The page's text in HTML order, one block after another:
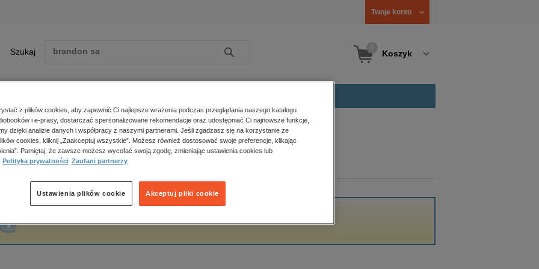
Twoje konto
Szukaj Szukaj Koszyk
Zobacz wszystkie E-prasa
polityka, społeczno-informacyjne
psychologiczne
popularno-naukowe
historia
główna Jakub J. Zięty
J. Zięty
z plików cookies, aby zapewnić Ci najlepsze wrażenia podczas przeglądania naszego katalogu
i e-prasy, dostarczać spersonalizowane rekomendacje oraz udostępniać Ci najnowsze funkcje,
dzięki analizie danych i współpracy z naszymi partnerami. Jeśli zgadzasz się na korzystanie ze
cookies, kliknij „Zaakceptuj wszystkie”. Możesz również dostosować swoje preferencje, klikając
Pamiętaj, że zawsze możesz wycofać swoją zgodę, zmieniając ustawienia cookies lub
Polityka prywatności Zaufani partnerzy
Akceptuj pliki cookie
Ustawienia plików cookie